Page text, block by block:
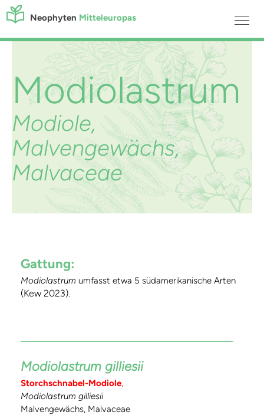
Neophyten Mitteleuropas
Modiolastrum
Modiole,
Malvengewächs,
Malvaceae
Gattung:
Modiolastrum umfasst etwa 5 südamerikanische Arten
(Kew 2023).
Modiolastrum gilliesii
Storchschnabel-Modiole,
Modiolastrum gilliesii
Malvengewächs, Malvaceae